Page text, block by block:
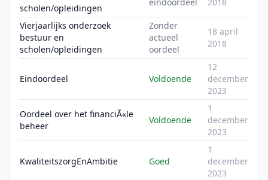
scholen/opleidingen
Vierjaarlijks onderzoek
bestuur en
scholen/opleidingen
Zonder
actueel
oordeel
18 april
2018
Eindoordeel Voldoende
12
december
2023
Oordeel over het financiÃ«le
beheer
Voldoende
1
december
2023
KwaliteitszorgEnAmbitie Goed
1
december
2023